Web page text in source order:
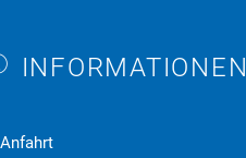
INFORMATIONEN
Anfahrt